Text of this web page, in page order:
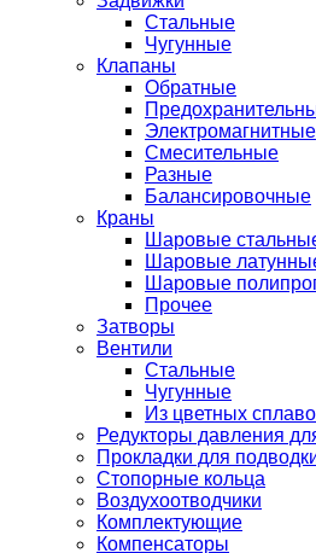
Стальные
Чугунные
Клапаны
Обратные
Электромагнитные
Смесительные
Разные
Балансировочные
Краны
Шаровые
Шаровые
Шаровые
Прочее
Затворы
Вентили
Стальные
Чугунные
Из цветных
Редукторы давления
Прокладки для
Стопорные кольца
Воздухоотводчики
Комплектующие
Компенсаторы